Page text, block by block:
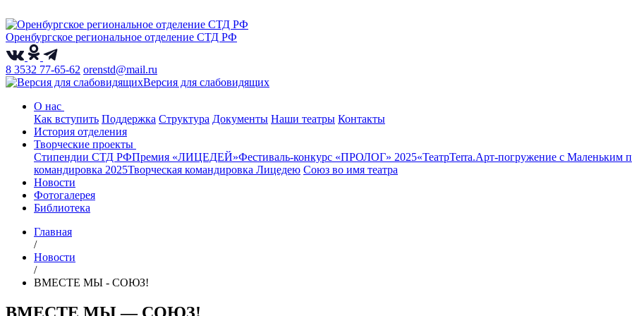
Оренбургское региональное отделение СТД РФ
8 3532 77-65-62 orenstd@mail.ru
Версия для слабовидящих
О нас
Как вступить Поддержка Структура Документы Наши театры Контакты
История отделения
Творческие проекты
Стипендии СТД РФПремия «ЛИЦЕДЕЙ»Фестиваль-конкурс «ПРОЛОГ» 2025«ТеатрТеrra.Арт-погружение с Маленьким
командировка 2025Творческая командировка Лицедею Союз во имя театра
Новости
Фотогалерея
Библиотека
Главная
/
Новости
/
ВМЕСТЕ МЫ - СОЮЗ!